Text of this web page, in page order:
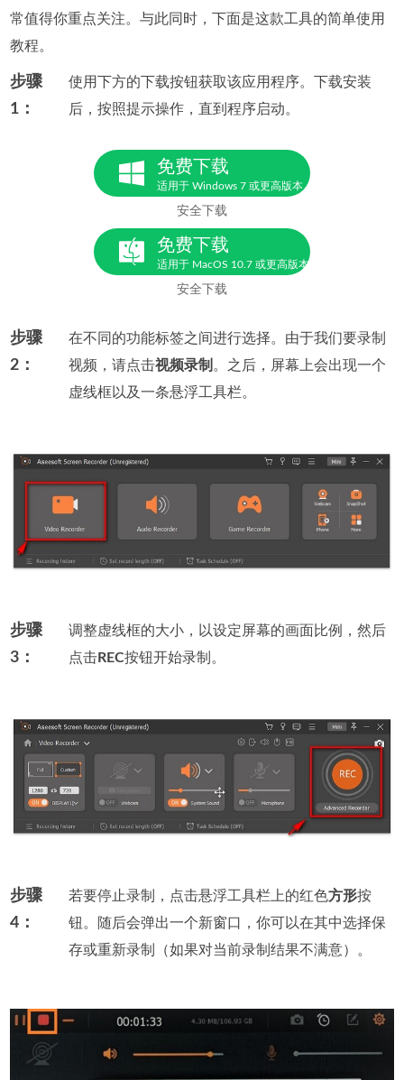
常值得你重点关注。与此同时，下面是这款工具的简单使用
教程。
步骤
1：
使用下方的下载按钮获取该应用程序。下载安装
后，按照提示操作，直到程序启动。
免费下载
适用于 Windows 7 或更高版本
安全下载
免费下载
适用于 MacOS 10.7 或更高版本
安全下载
步骤
2：
在不同的功能标签之间进行选择。由于我们要录制
视频，请点击视频录制 。之后，屏幕上会出现一个
虚线框以及一条悬浮工具栏。
步骤
3：
调整虚线框的大小，以设定屏幕的画面比例，然后
点击REC按钮开始录制。
步骤
4：
若要停止录制，点击悬浮工具栏上的红色方形按
钮。随后会弹出一个新窗口，你可以在其中选择保
存或重新录制（如果对当前录制结果不满意）。